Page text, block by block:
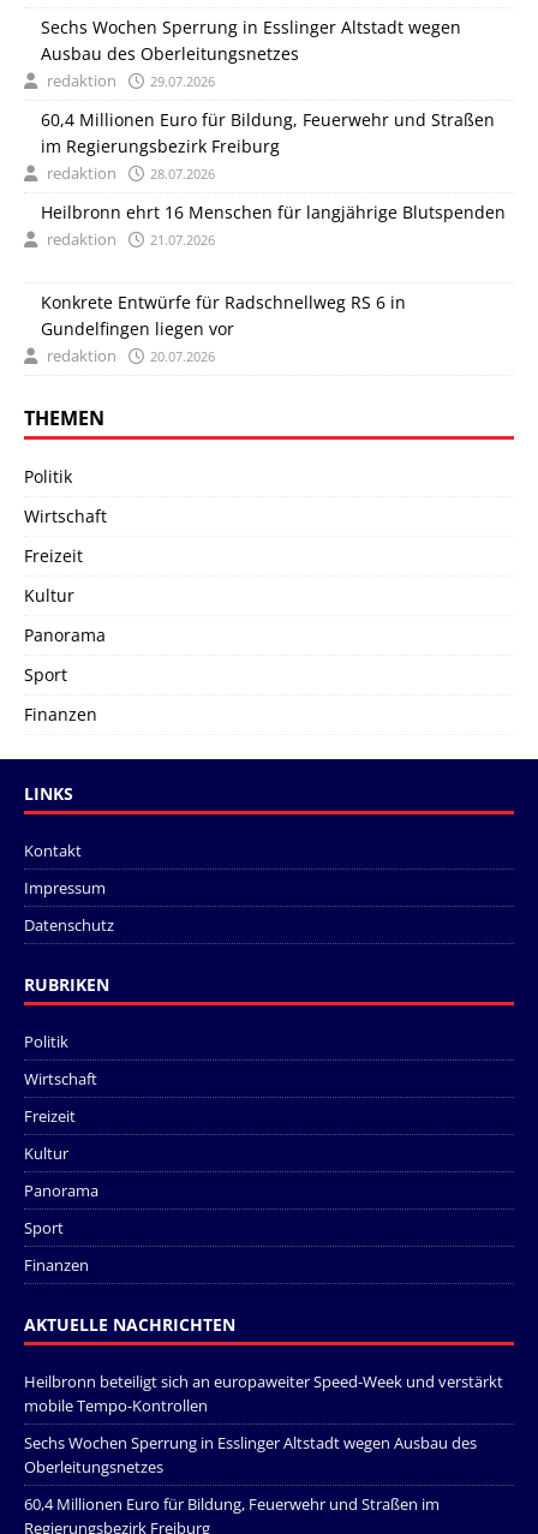
Sechs Wochen Sperrung in Esslinger Altstadt wegen
Ausbau des Oberleitungsnetzes
redaktion 29.07.2026
60,4 Millionen Euro für Bildung, Feuerwehr und Straßen
im Regierungsbezirk Freiburg
redaktion 28.07.2026
Heilbronn ehrt 16 Menschen für langjährige Blutspenden
redaktion 21.07.2026
Konkrete Entwürfe für Radschnellweg RS 6 in
Gundelfingen liegen vor
redaktion 20.07.2026
THEMEN
Politik
Wirtschaft
Freizeit
Kultur
Panorama
Sport
Finanzen
LINKS
Kontakt
Impressum
Datenschutz
RUBRIKEN
Politik
Wirtschaft
Freizeit
Kultur
Panorama
Sport
Finanzen
AKTUELLE NACHRICHTEN
Heilbronn beteiligt sich an europaweiter Speed-Week und verstärkt
mobile Tempo-Kontrollen
Sechs Wochen Sperrung in Esslinger Altstadt wegen Ausbau des
Oberleitungsnetzes
60,4 Millionen Euro für Bildung, Feuerwehr und Straßen im
Regierungsbezirk Freiburg